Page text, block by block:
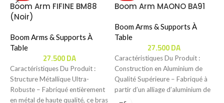
Boom Arm FIFINE BM88
(Noir)
Boom Arms & Supports À
Table
27.500DA
Caractéristiques Du Produit :
Structure Métallique Ultra-
Robuste – Fabriqué entièrement
en métal de haute qualité, ce bras
Boom Arm MAONO BA91
Boom Arms & Supports À
Table
27.500DA
Caractéristiques Du Produit :
Construction en Aluminium de
Qualité Supérieure – Fabriqué à
partir d’un alliage d’aluminium de
haute qualité,